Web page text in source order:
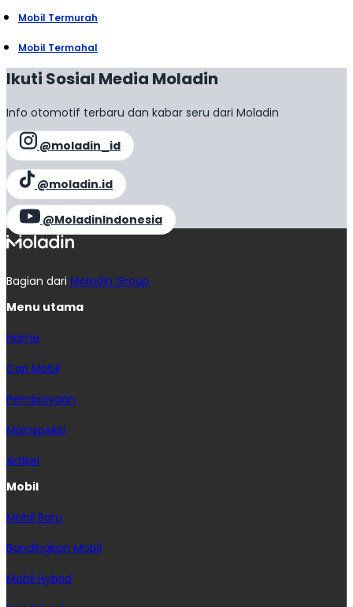
Mobil Termurah
Mobil Termahal
Ikuti Sosial Media Moladin
Info otomotif terbaru dan kabar seru dari Moladin
@moladin_id
@moladin.id
@MoladinIndonesia
Bagian dari Moladin Group
Menu utama
Home
Cari Mobil
Pembiayaan
MoInspeksi
Artikel
Mobil
Mobil Baru
Bandingkan Mobil
Mobil Hybrid